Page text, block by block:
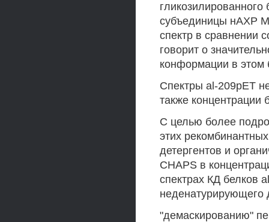
гликозилированного
субъединицы нАХР
спектр в сравнении
говорит о
конформации в этом
Спектры al-209pET
также концентрации
С целью более
этих
детергентов и
CHAPS в
спектрах КД белков
неденатурирующего
"демаскированию"